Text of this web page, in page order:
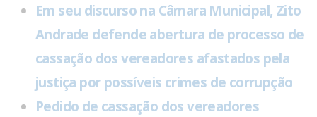
Em seu discurso na Câmara Municipal, Zito
Andrade defende abertura de processo de
cassação dos vereadores afastados pela
justiça por possíveis crimes de corrupção
Pedido de cassação dos vereadores